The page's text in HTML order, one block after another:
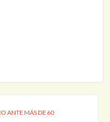
ANTE MÁS DE 60